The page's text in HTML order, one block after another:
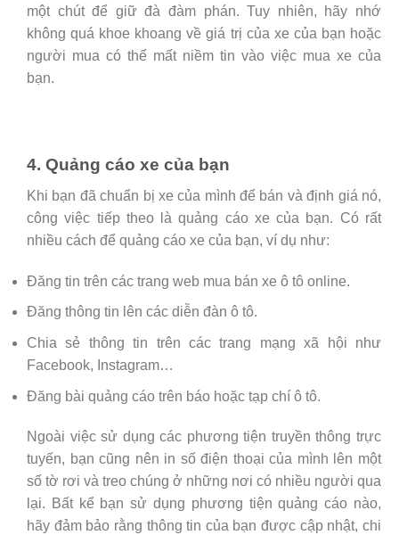
một chút để giữ đà đàm phán. Tuy nhiên, hãy nhớ
không quá khoe khoang về giá trị của xe của bạn hoặc
người mua có thể mất niềm tin vào việc mua xe của
bạn.
4. Quảng cáo xe của bạn
Khi bạn đã chuẩn bị xe của mình để bán và định giá nó,
công việc tiếp theo là quảng cáo xe của bạn. Có rất
nhiều cách để quảng cáo xe của bạn, ví dụ như:
Đăng tin trên các trang web mua bán xe ô tô online.
Đăng thông tin lên các diễn đàn ô tô.
Chia sẻ thông tin trên các trang mạng xã hội như
Facebook, Instagram…
Đăng bài quảng cáo trên báo hoặc tạp chí ô tô.
Ngoài việc sử dụng các phương tiện truyền thông trực
tuyến, bạn cũng nên in số điện thoại của mình lên một
số tờ rơi và treo chúng ở những nơi có nhiều người qua
lại. Bất kể bạn sử dụng phương tiện quảng cáo nào,
hãy đảm bảo rằng thông tin của bạn được cập nhật, chi